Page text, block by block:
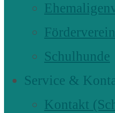
Schulhunde
Service &
Kontakt